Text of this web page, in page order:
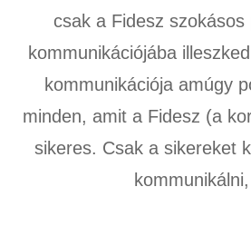
csak a Fidesz szokásos
kommunikációjába
kommunikációja amúgy
minden, amit a Fidesz (a
sikeres. Csak a sikereket